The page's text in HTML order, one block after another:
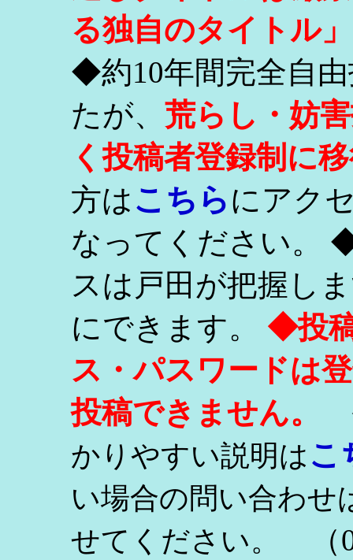
る独自のタイトル
◆約10年間完全自
たが、 荒らし・妨
く投稿者登録制に
方はこちらにアク
なってください。
スは戸田が把握し
にできます。 ◆投
ス・パスワードは
投稿できません。
かりやすい説明はこ
い場合の問い合わせ
せてください。
（